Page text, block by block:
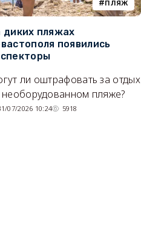
диких пляжах
появились
ли оштрафовать за отдых
необорудованном пляже?
07/2026 10:24 5918